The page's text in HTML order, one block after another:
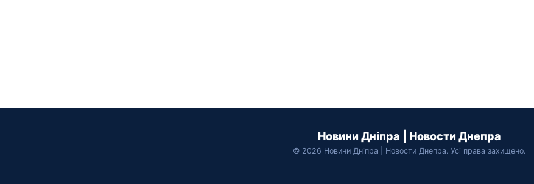
Новини Дніпра | Новости Днепра
© 2026 Новини Дніпра | Новости Днепра. Усі права захищено.